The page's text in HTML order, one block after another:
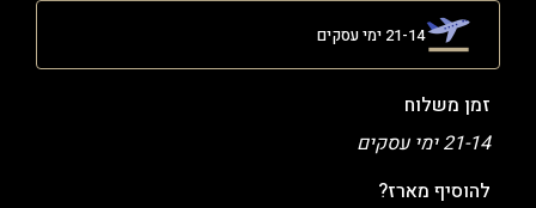
21-14 ימי עסקים
זמן משלוח
21-14 ימי עסקים
להוסיף מארז?